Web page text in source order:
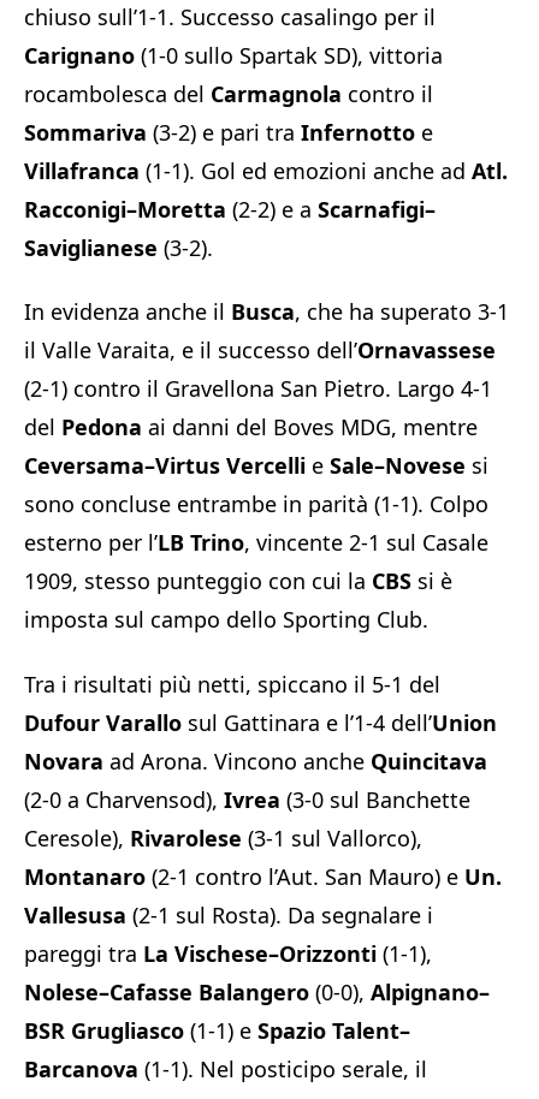
chiuso sull’1-1. Successo casalingo per il
Carignano (1-0 sullo Spartak SD), vittoria
rocambolesca del Carmagnola contro il
Sommariva (3-2) e pari tra Infernotto e
Villafranca (1-1). Gol ed emozioni anche ad Atl.
Racconigi–Moretta (2-2) e a Scarnafigi–
Saviglianese (3-2).
In evidenza anche il Busca, che ha superato 3-1
il Valle Varaita, e il successo dell’Ornavassese
(2-1) contro il Gravellona San Pietro. Largo 4-1
del Pedona ai danni del Boves MDG, mentre
Ceversama–Virtus Vercelli e Sale–Novese si
sono concluse entrambe in parità (1-1). Colpo
esterno per l’LB Trino, vincente 2-1 sul Casale
1909, stesso punteggio con cui la CBS si è
imposta sul campo dello Sporting Club.
Tra i risultati più netti, spiccano il 5-1 del
Dufour Varallo sul Gattinara e l’1-4 dell’Union
Novara ad Arona. Vincono anche Quincitava
(2-0 a Charvensod), Ivrea (3-0 sul Banchette
Ceresole), Rivarolese (3-1 sul Vallorco),
Montanaro (2-1 contro l’Aut. San Mauro) e Un.
Vallesusa (2-1 sul Rosta). Da segnalare i
pareggi tra La Vischese–Orizzonti (1-1),
Nolese–Cafasse Balangero (0-0), Alpignano–
BSR Grugliasco (1-1) e Spazio Talent–
Barcanova (1-1). Nel posticipo serale, il